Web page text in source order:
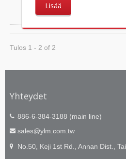
Lisää
Tulos 1 - 2 of 2
Yhteydet
886-6-384-3188 (main line)
sales@ylm.com.tw
No.50, Keji 1st Rd., Annan Dist.,